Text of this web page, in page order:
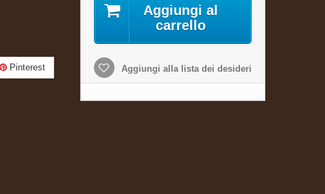
Pinterest
Aggiungi al
carrello
Aggiungi alla lista dei desideri